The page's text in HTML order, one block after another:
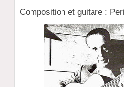
Composition et guitare :